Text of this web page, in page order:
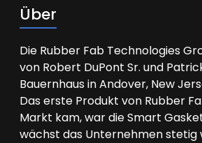
Über
Die Rubber Fab Technologies
von Robert DuPont Sr. und
Bauernhaus in Andover, New
Das erste Produkt von Rubber
Markt kam, war die Smart
wächst das Unternehmen stetig